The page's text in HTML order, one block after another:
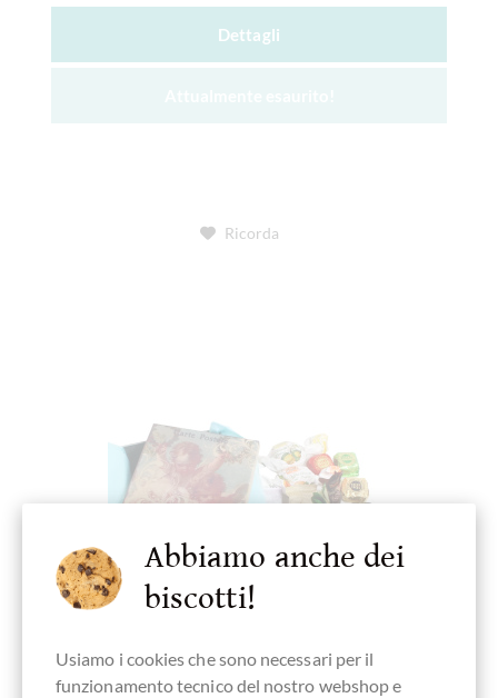
Dettagli
Ricorda
Abbiamo anche dei
biscotti!
Usiamo i cookies che sono necessari per il
funzionamento tecnico del nostro webshop e